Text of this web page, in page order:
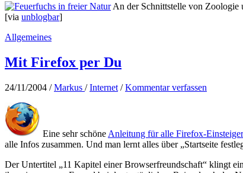
An der Schnittstelle von Zoologie
[via unblogbar]
Allgemeines
Mit Firefox per Du
24/11/2004 /Markus /Internet /Kommentar verfassen
Eine sehr schöne Anleitung für alle Firefox-Einsteiger
alle Infos zusammen. Und man lernt alles über „Startseite
Der Untertitel „11 Kapitel einer Browserfreundschaft“ klingt